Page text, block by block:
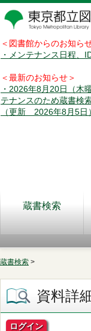
＜図書館からのお知ら
・メンテナンス日程、
＜最新のお知らせ＞
・2026年8月20日（木
テナンスのため蔵書検
（更新 2026年8月5日）
蔵書検索
蔵書検索 >
資料詳
ログイン